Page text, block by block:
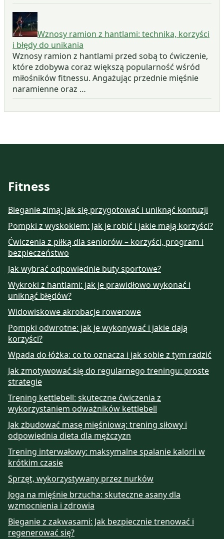
Wznosy ramion z hantlami: technika, korzyści
i błędy do unikania
Wznosy ramion z hantlami przed sobą to ćwiczenie,
które zdobywa coraz większą popularność wśród
miłośników fitnessu. Angażując przednie mięśnie
naramienne oraz …
Fitness
Bieganie zimą: jak się przygotować i uniknąć kontuzji
Pompki z wyskokiem: Jak je robić i jakie mają korzyści?
Ćwiczenia z piłką dla seniorów – korzyści, program i
bezpieczeństwo
Jak wybrać odpowiednie buty sportowe?
Wykroki z hantlami: jak je prawidłowo wykonać i
uniknąć błędów?
Widowiskowe akrobacje rowerowe
Pompki odwrotne: jak je wykonywać i jakie dają
korzyści?
Wpada do łóżka: co to oznacza i jak sobie z tym radzić
Jak zmotywować się do regularnego treningu: proste
strategie
Trening kettlebell: skuteczne ćwiczenia z
wykorzystaniem odważników kettlebell
Jak zbudować masę mięśniową: trening siłowy i
odpowiednia dieta dla mężczyzn
Trening interwałowy: maksymalne spalanie kalorii w
krótkim czasie
Sprzęt, wykorzystywany przez nurków
Joga na mięśnie brzucha: skuteczne asany dla
wzmocnienia i zdrowia
Bieganie z zakwasami: Jak bezpiecznie trenować i
regenerować się?